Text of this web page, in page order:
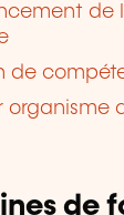
de
de
organisme
de